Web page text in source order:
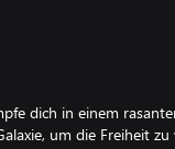
dich in einem
um die Freiheit